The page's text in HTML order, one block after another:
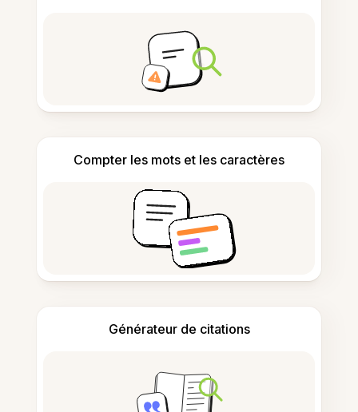
Compter les mots et les caractères
Générateur de citations